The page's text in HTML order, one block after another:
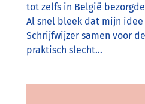
tot zelfs in België
Al snel bleek dat mijn idee
Schrijfwijzer samen voor
praktisch slecht…